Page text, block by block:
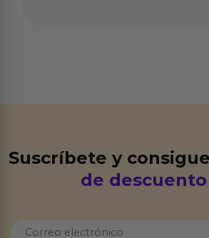
Suscríbete y
de descuento